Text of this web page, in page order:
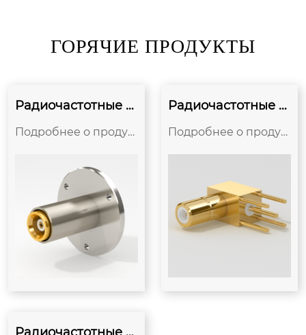
ГОРЯЧИЕ ПРОДУКТЫ
Радиочастотные р
Подробнее о продук
ьный разъем средне
й мощности Push-in
blind-mate RF с инте
рфейсом, похожим н
а TNC. Подходит для
слепого соедин...
Радиочастотные р
Подробнее о продук
ой миниатюрный вст
авной коаксиальный
разъем RF, разработ
анный и произведен
Радиочастотные р